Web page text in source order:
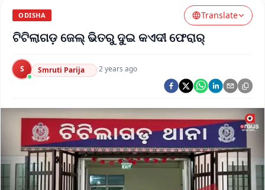
Argus Swaad Odisha
Argus Chalo Dekhein Apna Desh
ODISHA Translate
ଟିଟିଲାଗଡ଼ ଜେଲ୍‌ ଭିତରୁ ଦୁଇ କଏଦୀ ଫେରାର୍
S Smruti Parija ·2 years ago